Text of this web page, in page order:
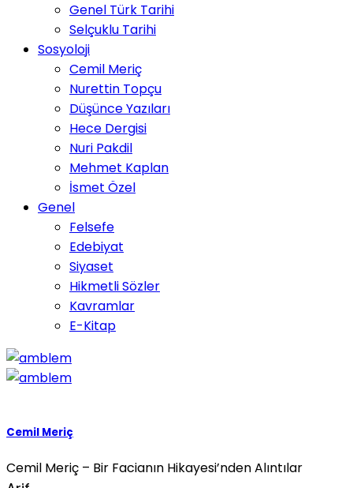
Genel Türk Tarihi
Selçuklu Tarihi
Sosyoloji
Cemil Meriç
Nurettin Topçu
Düşünce Yazıları
Hece Dergisi
Nuri Pakdil
Mehmet Kaplan
İsmet Özel
Genel
Felsefe
Edebiyat
Siyaset
Hikmetli Sözler
Kavramlar
E-Kitap
Cemil Meriç
Cemil Meriç – Bir Facianın Hikayesi’nden Alıntılar